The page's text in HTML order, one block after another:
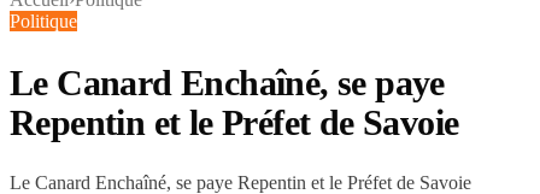
Politique
Le Canard Enchaîné, se paye
Repentin et le Préfet de Savoie
Le Canard Enchaîné, se paye Repentin et le Préfet de Savoie